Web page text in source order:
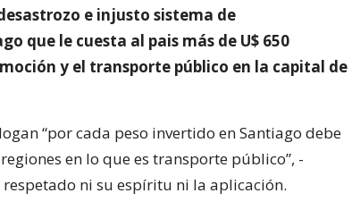
e injusto sistema de
que le cuesta al pais más de U$ 650
y el transporte público en la capital de
“por cada peso invertido en Santiago debe
en lo que es transporte público”, -
ni su espíritu ni la aplicación.